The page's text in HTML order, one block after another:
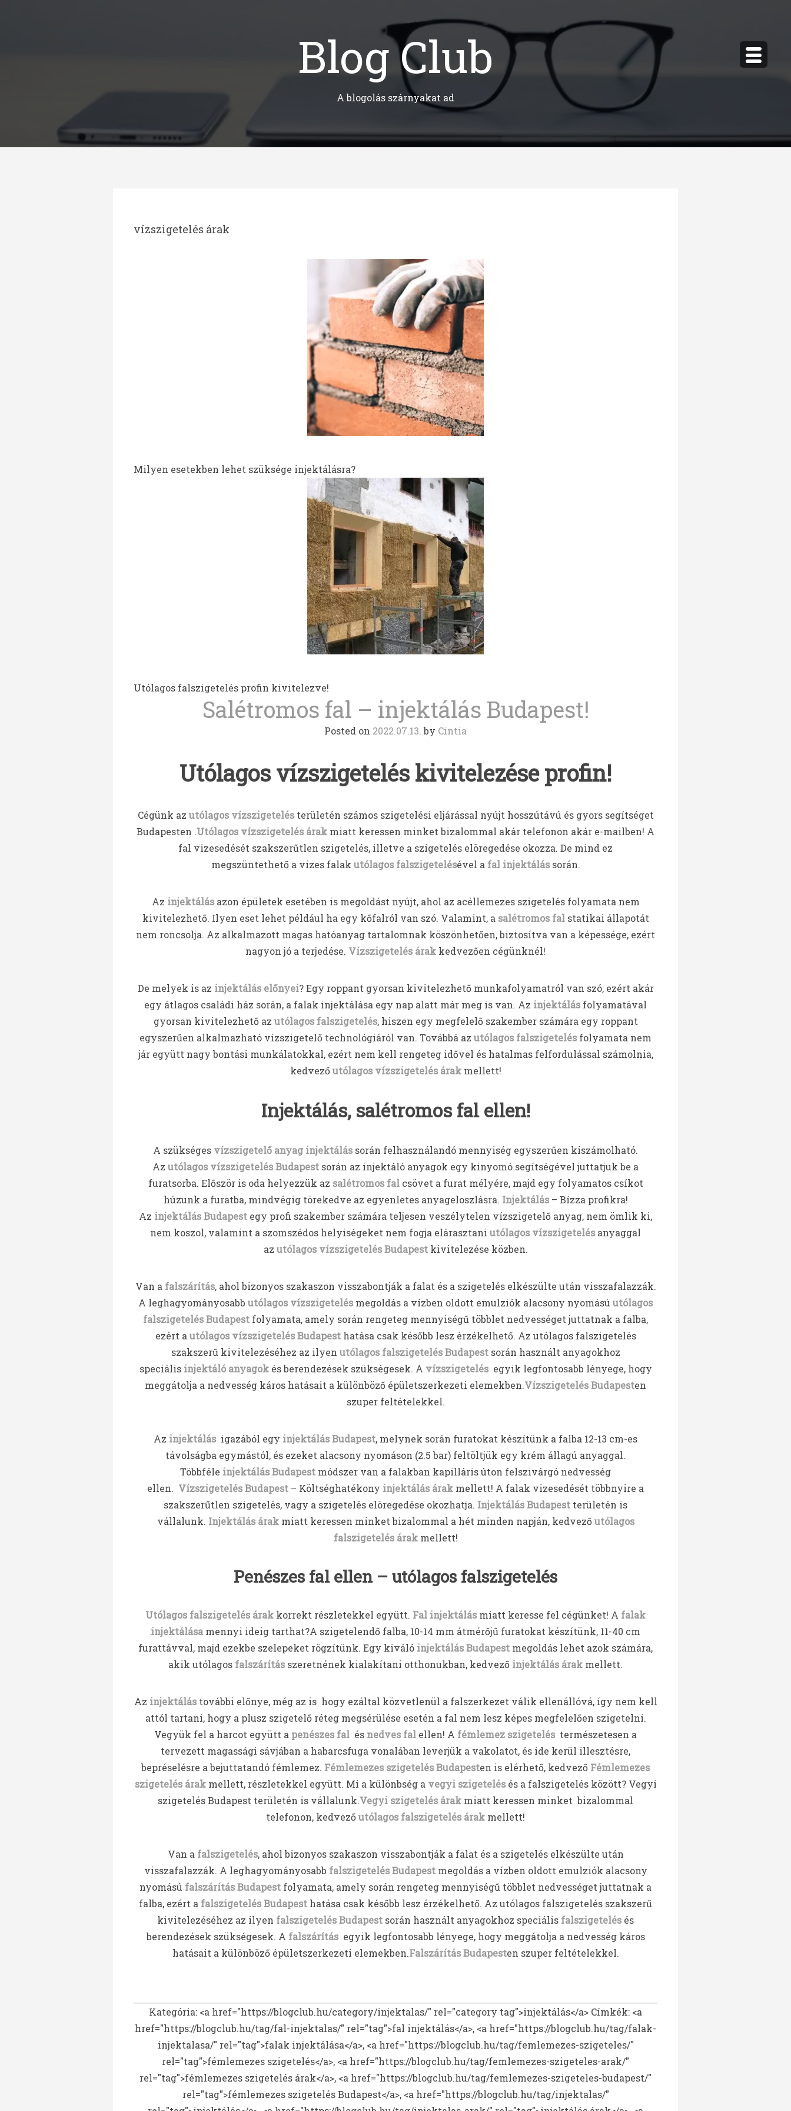
Blog Club
A blogolás szárnyakat ad
vízszigetelés árak
Milyen esetekben lehet szüksége injektálásra?
Utólagos falszigetelés profin kivitelezve!
Salétromos fal – injektálás Budapest!
Posted on 2022.07.13. by Cintia
Utólagos vízszigetelés kivitelezése profin!
Cégünk az utólagos vízszigetelésterületén számos szigetelési eljárással nyújt hosszútávú és gyors segítséget
Budapesten .Utólagos vízszigetelés árak miatt keressen minket bizalommal akár telefonon akár e-mailben! A
fal vizesedését szakszerűtlen szigetelés, illetve a szigetelés elöregedése okozza. De mind ez
megszüntethető a vizes falak utólagos falszigetelésével a fal injektálássorán.
Az injektálásazon épületek esetében is megoldást nyújt, ahol az acéllemezes szigetelés folyamata nem
kivitelezhető. Ilyen eset lehet például ha egy kőfalról van szó. Valamint, a salétromos falstatikai állapotát
nem roncsolja. Az alkalmazott magas hatóanyag tartalomnak köszönhetően, biztosítva van a képessége, ezért
nagyon jó a terjedése. Vízszigetelés árak kedvezően cégünknél!
De melyek is az injektálás előnyei? Egy roppant gyorsan kivitelezhető munkafolyamatról van szó, ezért akár
egy átlagos családi ház során, a falak injektálása egy nap alatt már meg is van. Az injektálás folyamatával
gyorsan kivitelezhető az utólagos falszigetelés, hiszen egy megfelelő szakember számára egy roppant
egyszerűen alkalmazható vízszigetelő technológiáról van. Továbbá az utólagos falszigetelés folyamata nem
jár együtt nagy bontási munkálatokkal, ezért nem kell rengeteg idővel és hatalmas felfordulással számolnia,
kedvezőutólagos vízszigetelés árakmellett!
Injektálás, salétromos fal ellen!
A szükséges vízszigetelő anyag injektálás során felhasználandó mennyiség egyszerűen kiszámolható.
Az utólagos vízszigetelés Budapest során az injektáló anyagok egy kinyomó segítségével juttatjuk be a
furatsorba. Először is oda helyezzük az salétromos falcsövet a furat mélyére, majd egy folyamatos csíkot
húzunk a furatba, mindvégig törekedve az egyenletes anyageloszlásra. Injektálás– Bízza profikra!
Az injektálás Budapest egy profi szakember számára teljesen veszélytelen vízszigetelő anyag, nem ömlik ki,
nem koszol, valamint a szomszédos helyiségeket nem fogja elárasztani utólagos vízszigetelés anyaggal
az utólagos vízszigetelés Budapestkivitelezése közben.
Van a falszárítás, ahol bizonyos szakaszon visszabontják a falat és a szigetelés elkészülte után visszafalazzák.
A leghagyományosabb utólagos vízszigetelés megoldás a vízben oldott emulziók alacsony nyomású utólagos
falszigetelés Budapest folyamata, amely során rengeteg mennyiségű többlet nedvességet juttatnak a falba,
ezért a utólagos vízszigetelés Budapesthatása csak később lesz érzékelhető. Az utólagos falszigetelés
szakszerű kivitelezéséhez az ilyen utólagos falszigetelés Budapestsorán használt anyagokhoz
speciális injektáló anyagokés berendezések szükségesek. A vízszigetelésegyik legfontosabb lényege, hogy
meggátolja a nedvesség káros hatásait a különböző épületszerkezeti elemekben.Vízszigetelés Budapesten
szuper feltételekkel.
Az injektálás igazából egy injektálás Budapest, melynek során furatokat készítünk a falba 12-13 cm-es
távolságba egymástól, és ezeket alacsony nyomáson (2.5 bar) feltöltjük egy krém állagú anyaggal.
Többféle injektálás Budapest módszer van a falakban kapilláris úton felszivárgó nedvesség
ellen. Vízszigetelés Budapest – Költséghatékony injektálás árak mellett! A falak vizesedését többnyire a
szakszerűtlen szigetelés, vagy a szigetelés elöregedése okozhatja. Injektálás Budapest területén is
vállalunk. Injektálás árakmiatt keressen minket bizalommal a hét minden napján, kedvezőutólagos
falszigetelés árakmellett!
Penészes fal ellen – utólagos falszigetelés
Utólagos falszigetelés árak korrekt részletekkel együtt. Fal injektálás miatt keresse fel cégünket! A falak
injektálása mennyi ideig tarthat?A szigetelendő falba, 10-14 mm átmérőjű furatokat készítünk, 11-40 cm
furattávval, majd ezekbe szelepeket rögzítünk. Egy kiváló injektálás Budapest megoldás lehet azok számára,
akik utólagos falszárítás szeretnének kialakítani otthonukban, kedvező injektálás árak mellett.
Az injektálástovábbi előnye, még az is hogy ezáltal közvetlenül a falszerkezet válik ellenállóvá, így nem kell
attól tartani, hogy a plusz szigetelő réteg megsérülése esetén a fal nem lesz képes megfelelően szigetelni.
Vegyük fel a harcot együtt a penészes fal és nedves fal ellen! A fémlemez szigetelés természetesen a
tervezett magassági sávjában a habarcsfuga vonalában leverjük a vakolatot, és ide kerül illesztésre,
bepréselésre a bejuttatandó fémlemez. Fémlemezes szigetelés Budapesten is elérhető, kedvező Fémlemezes
szigetelés árak mellett, részletekkel együtt. Mi a különbség a vegyi szigetelés és a falszigetelés között? Vegyi
szigetelés Budapest területén is vállalunk.Vegyi szigetelés árak miatt keressen minket bizalommal
telefonon, kedvezőutólagos falszigetelés árak mellett!
Van a falszigetelés, ahol bizonyos szakaszon visszabontják a falat és a szigetelés elkészülte után
visszafalazzák. A leghagyományosabb falszigetelés Budapestmegoldás a vízben oldott emulziók alacsony
nyomású falszárítás Budapest folyamata, amely során rengeteg mennyiségű többlet nedvességet juttatnak a
falba, ezért a falszigetelés Budapest hatása csak később lesz érzékelhető. Az utólagos falszigetelés szakszerű
kivitelezéséhez az ilyen falszigetelés Budapest során használt anyagokhoz speciális falszigetelés és
berendezések szükségesek. A falszárításegyik legfontosabb lényege, hogy meggátolja a nedvesség káros
hatásait a különböző épületszerkezeti elemekben.Falszárítás Budapesten szuper feltételekkel.
Kategória: <a href="https://blogclub.hu/category/injektalas/" rel="category tag">injektálás</a> Címkék: <a
href="https://blogclub.hu/tag/fal-injektalas/" rel="tag">fal injektálás</a>, <a href="https://blogclub.hu/tag/falak-
injektalasa/" rel="tag">falak injektálása</a>, <a href="https://blogclub.hu/tag/femlemezes-szigeteles/"
rel="tag">fémlemezes szigetelés</a>, <a href="https://blogclub.hu/tag/femlemezes-szigeteles-arak/"
rel="tag">fémlemezes szigetelés árak</a>, <a href="https://blogclub.hu/tag/femlemezes-szigeteles-budapest/"
rel="tag">fémlemezes szigetelés Budapest</a>, <a href="https://blogclub.hu/tag/injektalas/"